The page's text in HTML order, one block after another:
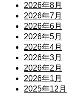
2026年8月
2026年7月
2026年6月
2026年5月
2026年4月
2026年3月
2026年2月
2026年1月
2025年12月